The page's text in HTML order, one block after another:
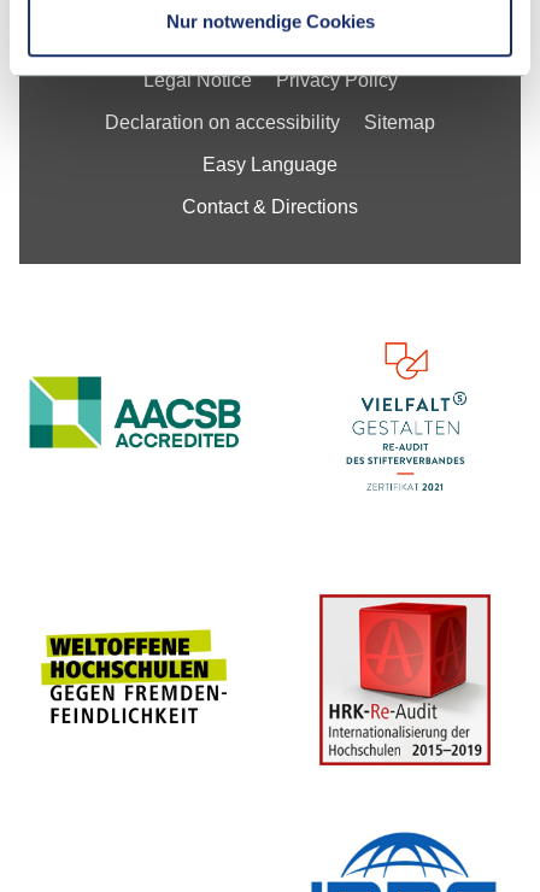
Nur notwendige Cookies
Legal Notice Privacy Policy
Declaration on accessibility Sitemap
Easy Language
Contact & Directions